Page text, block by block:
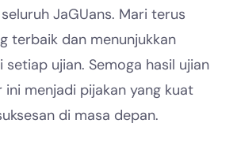
JaGUans. Mari terus
terbaik dan menunjukkan
ujian. Semoga hasil ujian
menjadi pijakan yang kuat
di masa depan.